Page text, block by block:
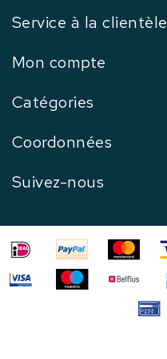
Service à la clientèle
Mon compte
Catégories
Coordonnées
Suivez-nous